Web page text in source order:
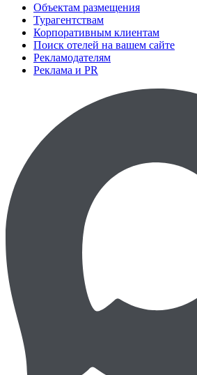
Объектам размещения
Турагентствам
Корпоративным клиентам
Поиск отелей на вашем сайте
Рекламодателям
Реклама и PR